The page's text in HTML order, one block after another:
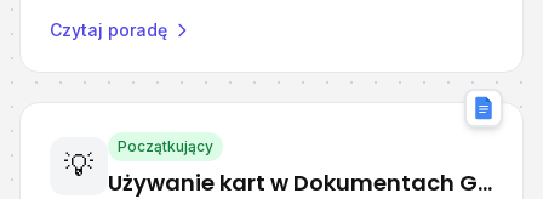
Czytaj poradę
💡
Początkujący
Używanie kart w Dokumentach Google do porządkowania treści w jednym pliku